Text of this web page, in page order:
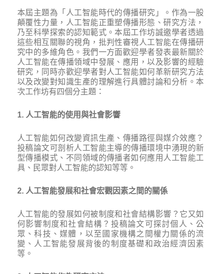
本屆主題為「人工智能時代的傳播研究」。作為一股
顛覆性力量，人工智能正重塑傳播形態、研究方法，
乃至科學探索的認知範式。本屆工作坊誠邀學者透過
這些相互關聯的視角，批判性審視人工智能在傳播研
究中的多維角色。我們一方面歡迎學者發表最新關於
人工智能在傳播領域中發展、應用，以及影響的經驗
研究，同時亦歡迎學者對人工智能如何革新研究方法
以及改變對知識生產的理解進行具體討論和分析。本
次工作坊有四個分主題：
1. 人工智能的使用與社會影響
人工智能如何改變資訊生產、傳播路徑與媒介效應？
投稿論文可剖析人工智能主導的傳播環境中湧現的新
型傳播模式、不同領域的傳播者如何應用人工智能工
具、民眾對人工智能的認知等等。
2. 人工智能發展和社會宏觀因素之間的關係
人工智能的發展如何被制度和社會結構影響？它又如
何影響制度和社會結構？投稿論文可探討個人、公
眾、科技、媒體，以至國家機構之間權力關係的流
變、人工智能發展背後的制度基礎和政治經濟因素
等。